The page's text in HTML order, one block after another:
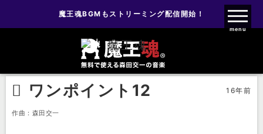
魔王魂ファンクラブ
魔王魂BGMもストリーミング配信開始！
menu
ワンポイント ワンポイント12
ワンポイント12 16年前
作曲：森田交一